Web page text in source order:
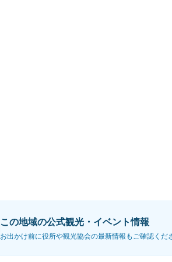
この地域の公式観光・イベント情報
お出かけ前に役所や観光協会の最新情報もご確認くだ